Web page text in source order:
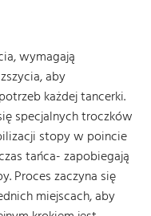
wymagają
aby
każdej tancerki.
specjalnych troczków
stopy w poincie
tańca- zapobiegają
Proces zaczyna się
miejscach, aby